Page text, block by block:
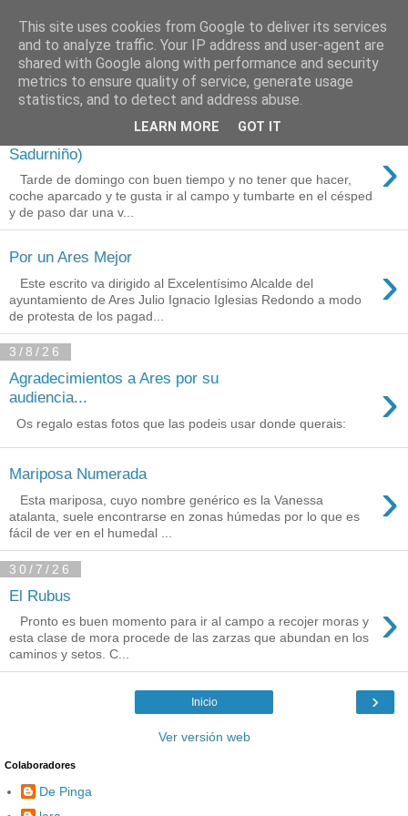
Está de pinga
10/8/26
A Fraga Máxica (San
Sadurniño)
›
Tarde de domingo con buen tiempo y no tener que hacer,
coche aparcado y te gusta ir al campo y tumbarte en el césped
y de paso dar una v...
Por un Ares Mejor ›
Este escrito va dirigido al Excelentísimo Alcalde del
ayuntamiento de Ares Julio Ignacio Iglesias Redondo a modo
de protesta de los pagad...
3/8/26
Agradecimientos a Ares por su
audiencia...
›
Os regalo estas fotos que las podeis usar donde querais:
Mariposa Numerada ›
Esta mariposa, cuyo nombre genérico es la Vanessa
atalanta, suele encontrarse en zonas húmedas por lo que es
fácil de ver en el humedal ...
30/7/26
El Rubus ›
Pronto es buen momento para ir al campo a recojer moras y
esta clase de mora procede de las zarzas que abundan en los
caminos y setos. C...
›
Inicio
Ver versión web
Colaboradores
De Pinga
This site uses cookies from Google to deliver its services
and to analyze traffic. Your IP address and user-agent are
shared with Google along with performance and security
metrics to ensure quality of service, generate usage
statistics, and to detect and address abuse.
LEARN MORE GOT IT